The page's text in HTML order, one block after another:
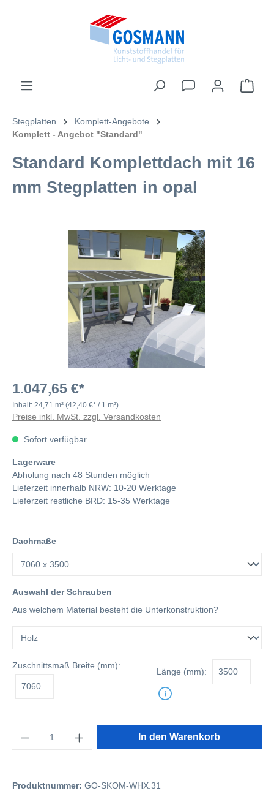
Stegplatten
Komplett-Angebote
Komplett - Angebot "Standard"
Standard Komplettdach mit 16
mm Stegplatten in opal
1.047,65 €*
Inhalt: 24,71 m² (42,40 €* / 1 m²)
Preise inkl. MwSt. zzgl. Versandkosten
Sofort verfügbar
Lagerware
Abholung nach 48 Stunden möglich
Lieferzeit innerhalb NRW: 10-20 Werktage
Lieferzeit restliche BRD: 15-35 Werktage
Dachmaße
Auswahl der Schrauben
Aus welchem Material besteht die Unterkonstruktion?
Zuschnittsmaß Breite (mm):
Länge (mm):
In den Warenkorb
Produktnummer: GO-SKOM-WHX.31